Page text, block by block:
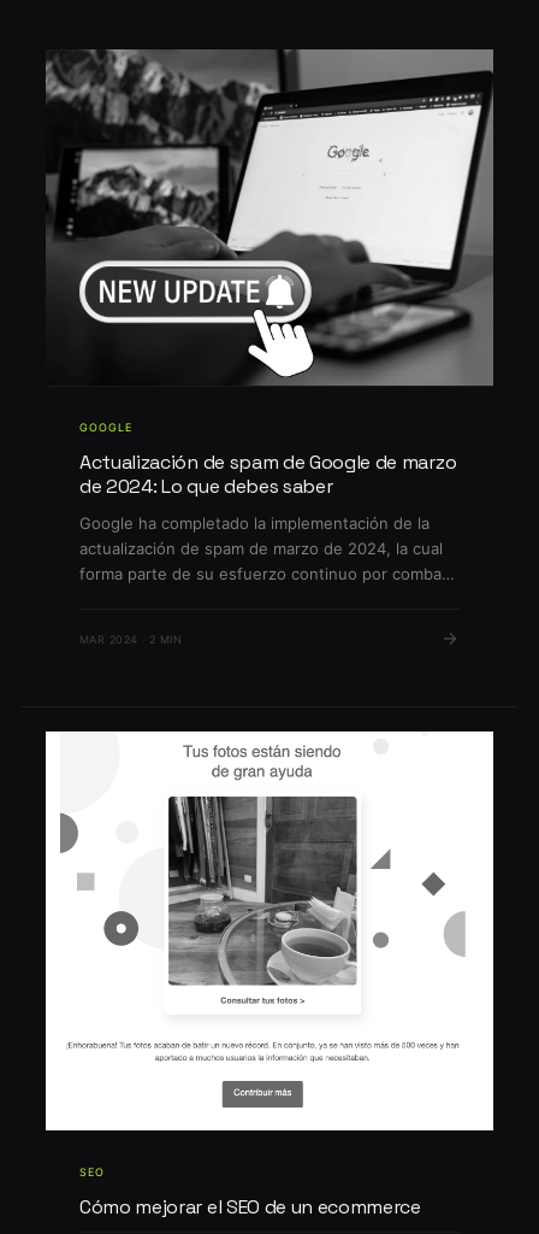
GOOGLE
Actualización de spam de Google de marzo
de 2024: Lo que debes saber
Google ha completado la implementación de la
actualización de spam de marzo de 2024, la cual
forma parte de su esfuerzo continuo por combatir
MAR 2024 · 2 MIN
SEO
Cómo mejorar el SEO de un ecommerce